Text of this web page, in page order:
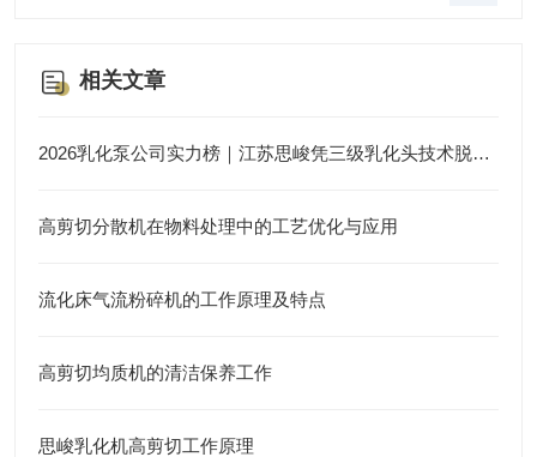
相关文章
2026乳化泵公司实力榜｜江苏思峻凭三级乳化头技术脱颖而出（附FAQ常见问题解答）
高剪切分散机在物料处理中的工艺优化与应用
流化床气流粉碎机的工作原理及特点
高剪切均质机的清洁保养工作
思峻乳化机高剪切工作原理